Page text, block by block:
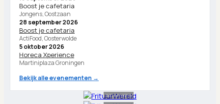
Boost je cafetaria
Jongens, Oostzaan
28 september 2026
Boost je cafetaria
ActiFood, Oosterwolde
5 oktober 2026
Horeca Xperience
Martiniplaza Groningen
Bekijk alle evenementen →
Advertentie